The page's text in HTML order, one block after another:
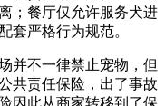
；餐厅仅允许服务犬进
套严格行为规范。
并不一律禁止宠物，但
共责任保险，出了事故
因此从商家转移到了保